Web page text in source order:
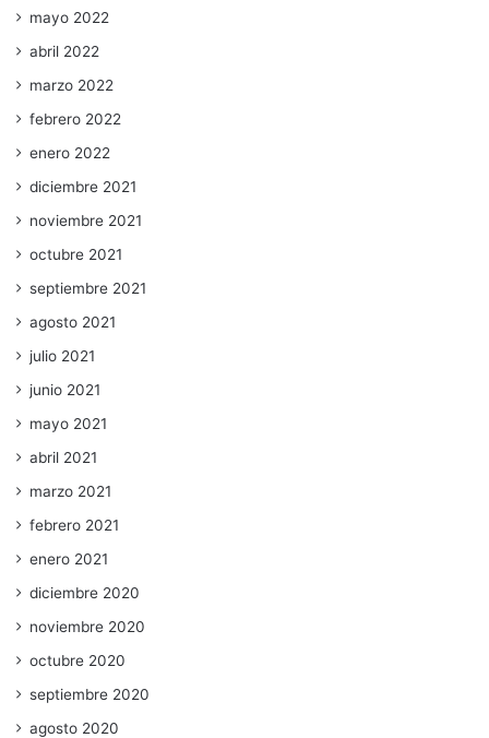
mayo 2022
abril 2022
marzo 2022
febrero 2022
enero 2022
diciembre 2021
noviembre 2021
octubre 2021
septiembre 2021
agosto 2021
julio 2021
junio 2021
mayo 2021
abril 2021
marzo 2021
febrero 2021
enero 2021
diciembre 2020
noviembre 2020
octubre 2020
septiembre 2020
agosto 2020